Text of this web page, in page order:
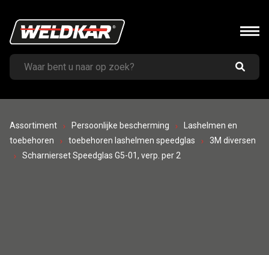
Assortiment Persoonlijke bescherming
Lashelmen en
toebehoren
toebehoren lashelmen speedglas
3M diversen
Scharnierset Speedglas G5-01, verp. per 2